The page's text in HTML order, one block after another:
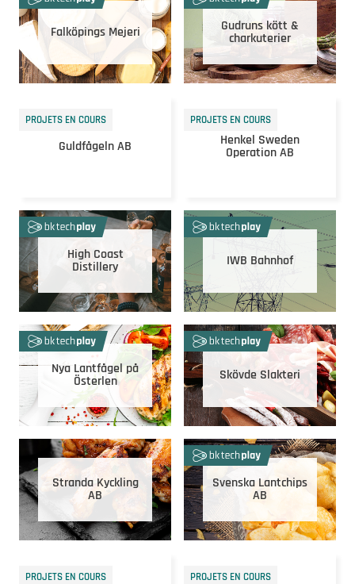
Falköpings Mejeri Gudruns kött &
charkuterier
PROJETS EN COURS
Guldfågeln AB
PROJETS EN COURS
Henkel Sweden
Operation AB
High Coast
Distillery IWB Bahnhof
Nya Lantfågel på
Österlen Skövde Slakteri
Stranda Kyckling
AB
Svenska Lantchips
AB
PROJETS EN COURS PROJETS EN COURS